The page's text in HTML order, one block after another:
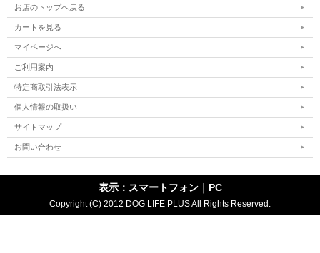
お店のトップへ戻る
カートを見る
マイページへ
ご利用案内
特定商取引法表示
個人情報の取扱い
サイトマップ
お問い合わせ
表示：スマートフォン｜ PC
Copyright (C) 2012 DOG LIFE PLUS All Rights Reserved.